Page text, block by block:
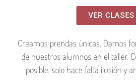
VER CLASES
Creamos prendas únicas. Damos
de nuestros alumnos en el taller.
posible, solo hace falta ilusión y